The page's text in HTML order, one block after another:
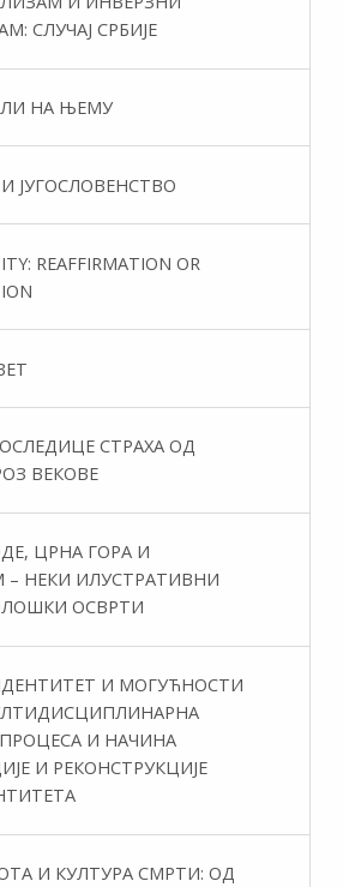
СЛУЧАЈ СРБИЈЕ
НА ЊЕМУ
ЈУГОСЛОВЕНСТВО
REAFFIRMATION OR
СТРАХА ОД
ВЕКОВЕ
ЦРНА ГОРА И
– НЕКИ ИЛУСТРАТИВНИ
ОСВРТИ
И МОГУЋНОСТИ
И НАЧИНА
И РЕКОНСТРУКЦИЈЕ
И КУЛТУРА СМРТИ: ОД